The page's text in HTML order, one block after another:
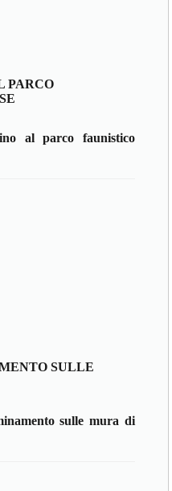
PARCO
al parco faunistico
SULLE
sulle mura di